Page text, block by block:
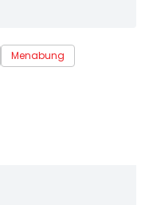
Menabung